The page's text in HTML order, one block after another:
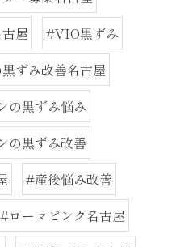
屋
#VIO黒ずみ
ずみ改善名古屋
の黒ずみ悩み
の黒ずみ改善
#産後悩み改善
#ローマピンク名古屋